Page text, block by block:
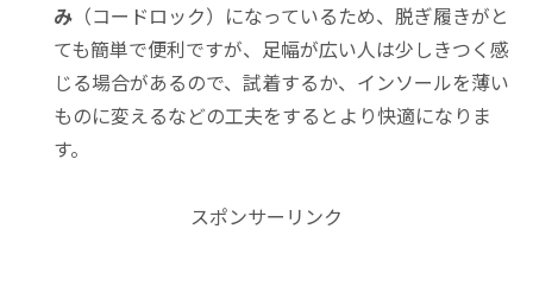
み （コードロック）になっているため、脱ぎ履きがと
ても簡単で便利ですが、足幅が広い人は少しきつく感
じる場合があるので、試着するか、インソールを薄い
ものに変えるなどの工夫をするとより快適になりま
す。
スポンサーリンク